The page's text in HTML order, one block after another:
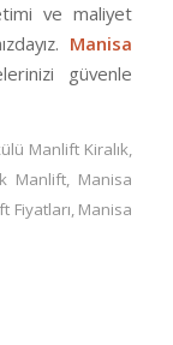
ve maliyet
Manisa
güvenle
Manlift Kiralık,
Manlift, Manisa
Fiyatları, Manisa